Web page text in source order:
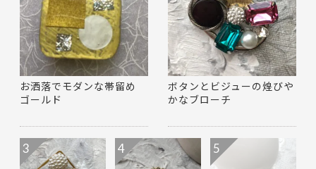
お洒落でモダンな帯留め
ゴールド
ボタンとビジューの煌びや
かなブローチ
3 4 5